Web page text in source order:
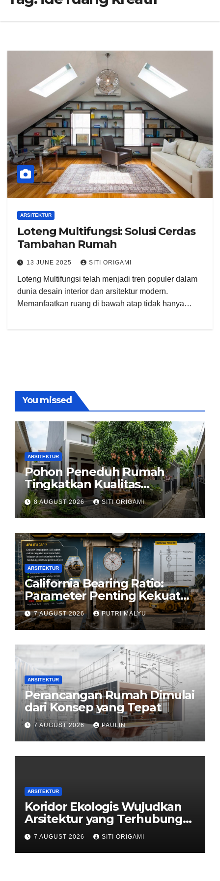
ARSITEKTUR
Loteng Multifungsi: Solusi Cerdas
Tambahan Rumah
13 JUNE 2025 SITI ORIGAMI
Loteng Multifungsi telah menjadi tren populer dalam
dunia desain interior dan arsitektur modern.
Memanfaatkan ruang di bawah atap tidak hanya…
You missed
ARSITEKTUR
Pohon Peneduh Rumah
Tingkatkan Kualitas
Arsitektur Hunian
8 AUGUST 2026 SITI ORIGAMI
ARSITEKTUR
California Bearing Ratio:
Parameter Penting Kekuatan
Tanah Konstruksi
7 AUGUST 2026 PUTRI MALYU
ARSITEKTUR
Perancangan Rumah Dimulai
dari Konsep yang Tepat
7 AUGUST 2026 PAULIN
ARSITEKTUR
Koridor Ekologis Wujudkan
Arsitektur yang Terhubung
dengan Alam
7 AUGUST 2026 SITI ORIGAMI